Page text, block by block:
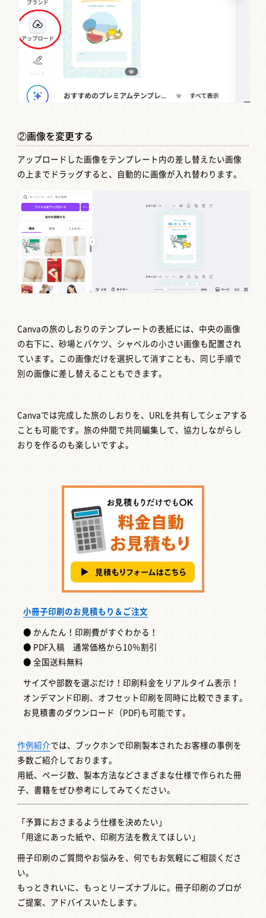
②画像を変更する
アップロードした画像をテンプレート内の差し替えたい画像
の上までドラッグすると、自動的に画像が入れ替わります。
Canvaの旅のしおりのテンプレートの表紙には、中央の画像
の右下に、砂場とバケツ、シャベルの小さい画像も配置され
ています。この画像だけを選択して消すことも、同じ手順で
別の画像に差し替えることもできます。
Canvaでは完成した旅のしおりを、URLを共有してシェアする
ことも可能です。旅の仲間で共同編集して、協力しながらし
おりを作るのも楽しいですよ。
小冊子印刷のお見積もり＆ご注文
● かんたん！印刷費がすぐわかる！
● PDF入稿 通常価格から10％割引
● 全国送料無料
サイズや部数を選ぶだけ！印刷料金をリアルタイム表示！
オンデマンド印刷、オフセット印刷を同時に比較できます。
お見積書のダウンロード（PDF)も可能です。
作例紹介では、ブックホンで印刷製本されたお客様の事例を
多数ご紹介しております。
用紙、ページ数、製本方法などさまざまな仕様で作られた冊
子、書籍をぜひ参考にしてみてください。
「予算におさまるよう仕様を決めたい」
「用途にあった紙や、印刷方法を教えてほしい」
冊子印刷のご質問やお悩みを、何でもお気軽にご相談くださ
い。
もっときれいに、もっとリーズナブルに。冊子印刷のプロが
ご提案、アドバイスいたします。